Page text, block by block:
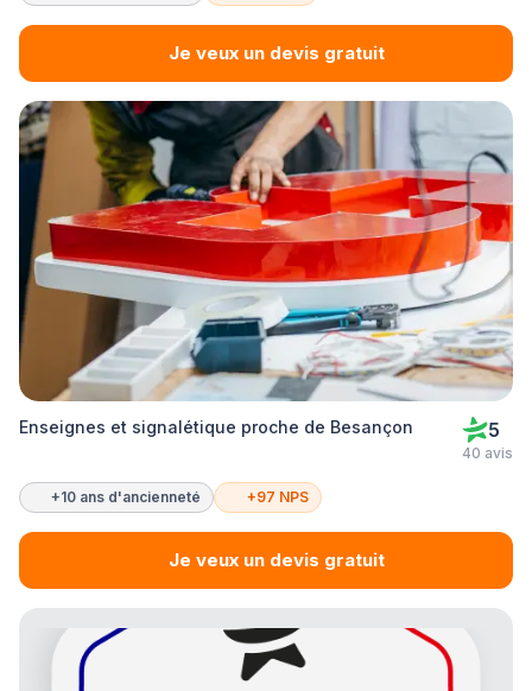
Je veux un devis gratuit
Enseignes et signalétique proche de Besançon 5
40 avis
+10 ans d'ancienneté +97 NPS
Je veux un devis gratuit